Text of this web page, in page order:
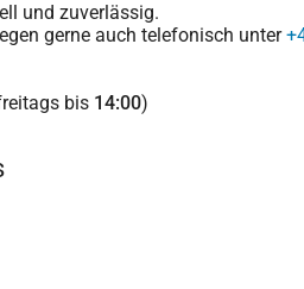
und zuverlässig.
gerne auch telefonisch unter
bis 14:00)